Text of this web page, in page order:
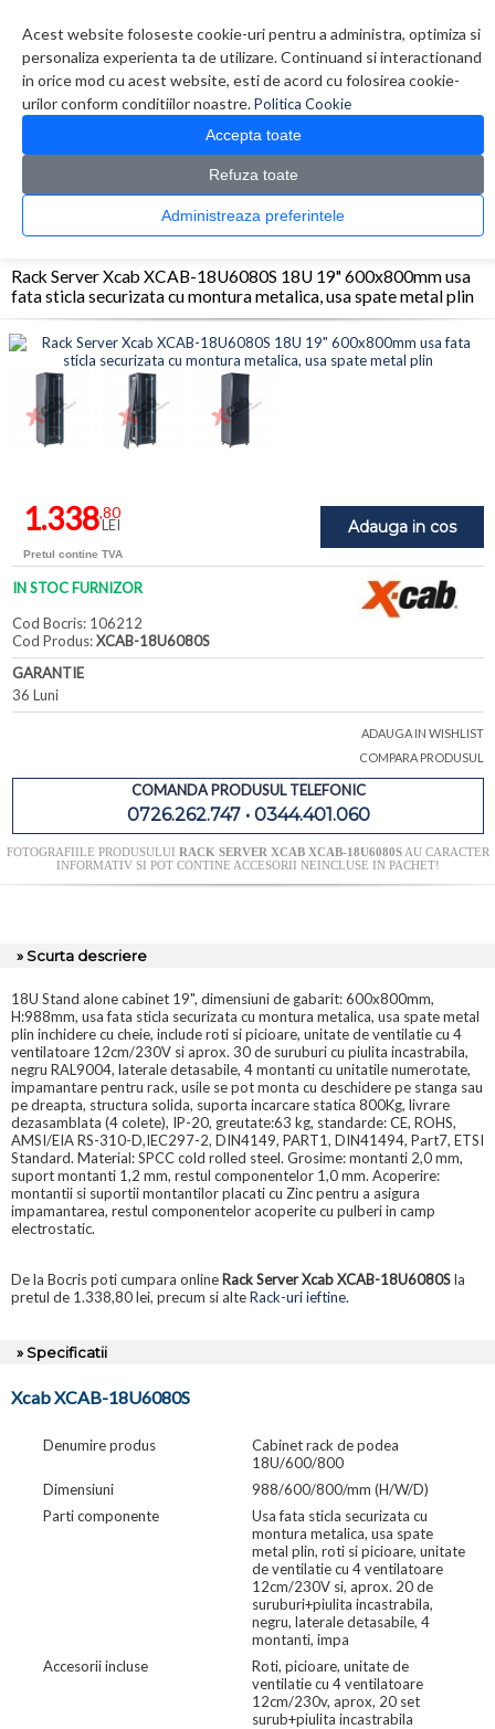
Acest website foloseste cookie-uri pentru a administra, optimiza si
personaliza experienta ta de utilizare. Continuand si interactionand
in orice mod cu acest website, esti de acord cu folosirea cookie-
urilor conform conditiilor noastre.Politica Cookie
Accepta toate
Refuza toate
Administreaza preferintele
0 produs(e)
CATALOG PRODUSE
> Rack-uri > Rack Server Xcab XCAB-18U6080S 18U 19"
Rack Server Xcab XCAB-18U6080S 18U 19" 600x800mm usa
fata sticla securizata cu montura metalica, usa spate metal plin
Adauga in cos
1.338,80
LEI
Pretul contine TVA
IN STOC FURNIZOR
Cod Bocris: 106212
Cod Produs:XCAB-18U6080S
GARANTIE
36 Luni
ADAUGA IN WISHLIST
COMPARA PRODUSUL
COMANDA PRODUSUL TELEFONIC
0726.262.747 • 0344.401.060
FOTOGRAFIILE PRODUSULUI RACK SERVER XCAB XCAB-18U6080SAU CARACTER
INFORMATIV SI POT CONTINE ACCESORII NEINCLUSE IN PACHET!
» Scurta descriere
18U Stand alone cabinet 19", dimensiuni de gabarit: 600x800mm,
H:988mm, usa fata sticla securizata cu montura metalica, usa spate metal
plin inchidere cu cheie, include roti si picioare, unitate de ventilatie cu 4
ventilatoare 12cm/230V si aprox. 30 de suruburi cu piulita incastrabila,
negru RAL9004, laterale detasabile, 4 montanti cu unitatile numerotate,
impamantare pentru rack, usile se pot monta cu deschidere pe stanga sau
pe dreapta, structura solida, suporta incarcare statica 800Kg, livrare
dezasamblata (4 colete), IP-20, greutate:63 kg, standarde: CE, ROHS,
AMSI/EIA RS-310-D,IEC297-2, DIN4149, PART1, DIN41494, Part7, ETSI
Standard. Material: SPCC cold rolled steel. Grosime: montanti 2,0 mm,
suport montanti 1,2 mm, restul componentelor 1,0 mm. Acoperire:
montantii si suportii montantilor placati cu Zinc pentru a asigura
impamantarea, restul componentelor acoperite cu pulberi in camp
electrostatic.
De la Bocris poti cumpara online Rack Server Xcab XCAB-18U6080Sla
pretul de 1.338,80 lei, precum si alteRack-uri ieftine.
» Specificatii
Xcab XCAB-18U6080S
Denumire produs
Cabinet rack de podea
18U/600/800
Dimensiuni
988/600/800/mm (H/W/D)
Parti componente
Usa fata sticla securizata cu
montura metalica, usa spate
metal plin, roti si picioare, unitate
de ventilatie cu 4 ventilatoare
12cm/230V si, aprox. 20 de
suruburi+piulita incastrabila,
negru, laterale detasabile, 4
montanti, impa
Accesorii incluse
Roti, picioare, unitate de
ventilatie cu 4 ventilatoare
12cm/230v, aprox, 20 set
surub+piulita incastrabila